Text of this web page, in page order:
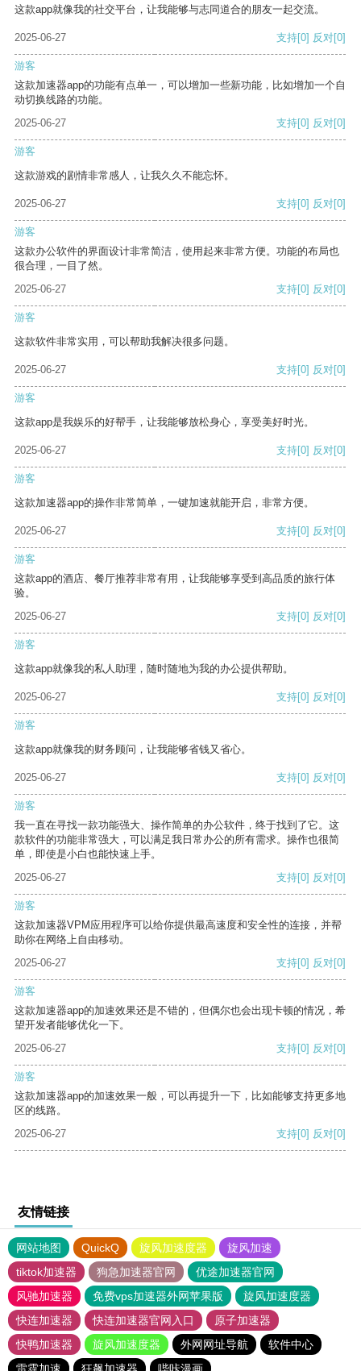
这款app就像我的社交平台，让我能够与志同道合的朋友一起交流。
2025-06-27 支持[0] 反对[0]
游客
这款加速器app的功能有点单一，可以增加一些新功能，比如增加一个自
动切换线路的功能。
2025-06-27
支持[0] 反对[0]
游客
这款游戏的剧情非常感人，让我久久不能忘怀。
2025-06-27 支持[0] 反对[0]
游客
这款办公软件的界面设计非常简洁，使用起来非常方便。功能的布局也
很合理，一目了然。
2025-06-27
支持[0] 反对[0]
游客
这款软件非常实用，可以帮助我解决很多问题。
2025-06-27 支持[0] 反对[0]
游客
这款app是我娱乐的好帮手，让我能够放松身心，享受美好时光。
2025-06-27 支持[0] 反对[0]
游客
这款加速器app的操作非常简单，一键加速就能开启，非常方便。
2025-06-27 支持[0] 反对[0]
游客
这款app的酒店、餐厅推荐非常有用，让我能够享受到高品质的旅行体
验。
2025-06-27
支持[0] 反对[0]
游客
这款app就像我的私人助理，随时随地为我的办公提供帮助。
2025-06-27 支持[0] 反对[0]
游客
这款app就像我的财务顾问，让我能够省钱又省心。
2025-06-27 支持[0] 反对[0]
游客
我一直在寻找一款功能强大、操作简单的办公软件，终于找到了它。这
款软件的功能非常强大，可以满足我日常办公的所有需求。操作也很简
单，即使是小白也能快速上手。
2025-06-27
支持[0] 反对[0]
游客
这款加速器VPM应用程序可以给你提供最高速度和安全性的连接，并帮
助你在网络上自由移动。
2025-06-27
支持[0] 反对[0]
游客
这款加速器app的加速效果还是不错的，但偶尔也会出现卡顿的情况，希
望开发者能够优化一下。
2025-06-27
支持[0] 反对[0]
游客
这款加速器app的加速效果一般，可以再提升一下，比如能够支持更多地
区的线路。
2025-06-27
支持[0] 反对[0]
友情链接
网站地图 QuickQ 旋风加速度器
旋风加速
tiktok加速器
狗急加速器官网
优途加速器官网
风驰加速器
免费vps加速器外网苹果版
旋风加速度器
快连加速器
快连加速器官网入口
原子加速器
快鸭加速器
旋风加速度器 外网网址导航
软件中心